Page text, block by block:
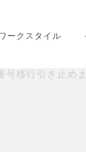
ワークスタイル
号移行引き止め